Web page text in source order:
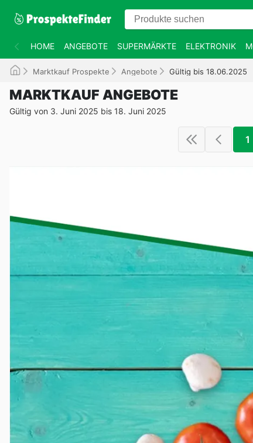
HOME ANGEBOTE SUPERMÄRKTE ELEKTRONIK
Marktkauf Prospekte Angebote Gültig bis 18.06.2025
MARKTKAUF ANGEBOTE
Gültig von 3. Juni 2025 bis 18. Juni 2025
1